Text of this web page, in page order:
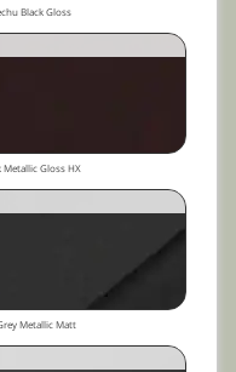
Black Gloss
Metallic Gloss HX
Metallic Matt